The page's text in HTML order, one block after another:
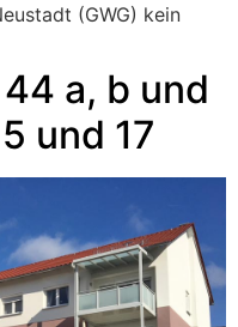
(GWG) kein
a, b und
und 17